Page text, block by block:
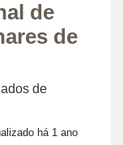
de
de
de
há 1 ano